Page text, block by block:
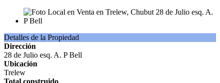
Detalles de la Propiedad
Dirección
28 de Julio esq. A. P Bell
Ubicación
Trelew
Total construido